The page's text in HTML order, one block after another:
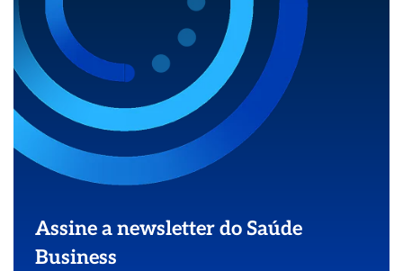
Assine a newsletter do Saúde
Business